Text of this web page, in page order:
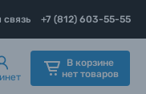
связь +7 (812) 603-55-55
В корзине
нет товаров